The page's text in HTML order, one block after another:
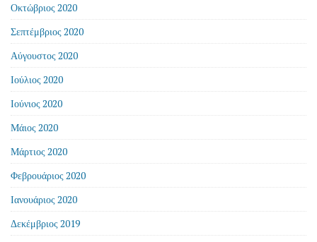
Οκτώβριος 2020
Σεπτέμβριος 2020
Αύγουστος 2020
Ιούλιος 2020
Ιούνιος 2020
Μάιος 2020
Μάρτιος 2020
Φεβρουάριος 2020
Ιανουάριος 2020
Δεκέμβριος 2019